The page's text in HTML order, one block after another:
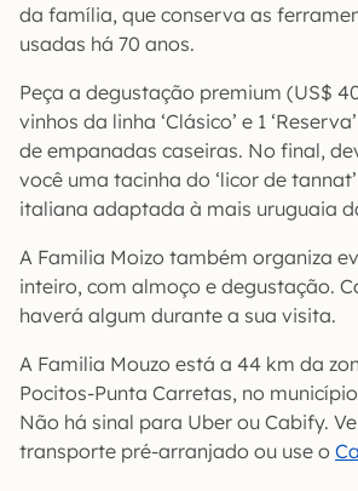
da família, que conserva as
usadas há 70 anos.
Peça a degustação premium (US$
vinhos da linha ‘Clásico’ e 1
de empanadas caseiras. No final,
você uma tacinha do ‘licor de
italiana adaptada à mais uruguaia
A Familia Moizo também organiza
inteiro, com almoço e degustação.
haverá algum durante a sua visita.
A Familia Mouzo está a 44 km da
Pocitos-Punta Carretas, no
Não há sinal para Uber ou Cabify.
transporte pré-arranjado ou use o